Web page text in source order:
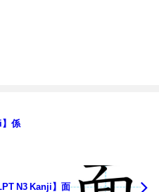
】係
N3 Kanji】面